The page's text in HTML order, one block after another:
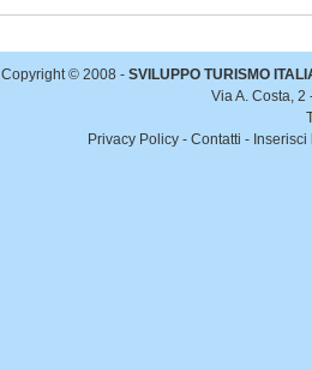
Copyright © 2008 - SVILUPPO TURISMO
Via A. Costa,
Privacy Policy - Contatti -